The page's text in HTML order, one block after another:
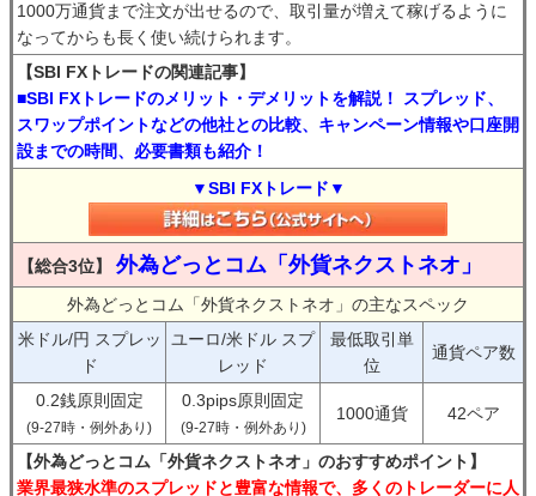
1000万通貨まで注文が出せるので、取引量が増えて稼げるように
なってからも長く使い続けられます。
【SBI FXトレードの関連記事】
■SBI FXトレードのメリット・デメリットを解説！ スプレッド、
スワップポイントなどの他社との比較、キャンペーン情報や口座開
設までの時間、必要書類も紹介！
▼SBI FXトレード▼
【総合3位】 外為どっとコム「外貨ネクストネオ」
外為どっとコム「外貨ネクストネオ」の主なスペック
米ドル/円 スプレッ
ド
ユーロ/米ドル スプ
レッド
最低取引単
位
通貨ペア数
0.2銭原則固定
(9-27時・例外あり)
0.3pips原則固定
(9-27時・例外あり)
1000通貨 42ペア
【外為どっとコム「外貨ネクストネオ」のおすすめポイント】
業界最狭水準のスプレッドと豊富な情報で、多くのトレーダーに人